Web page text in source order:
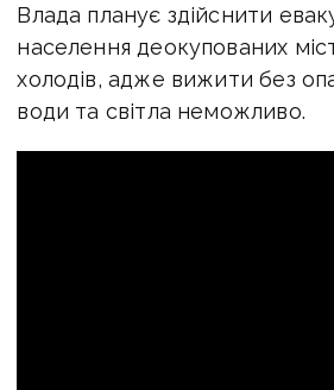
Влада планує здійснити
населення деокупованих
холодів, адже вижити без
води та світла неможливо.